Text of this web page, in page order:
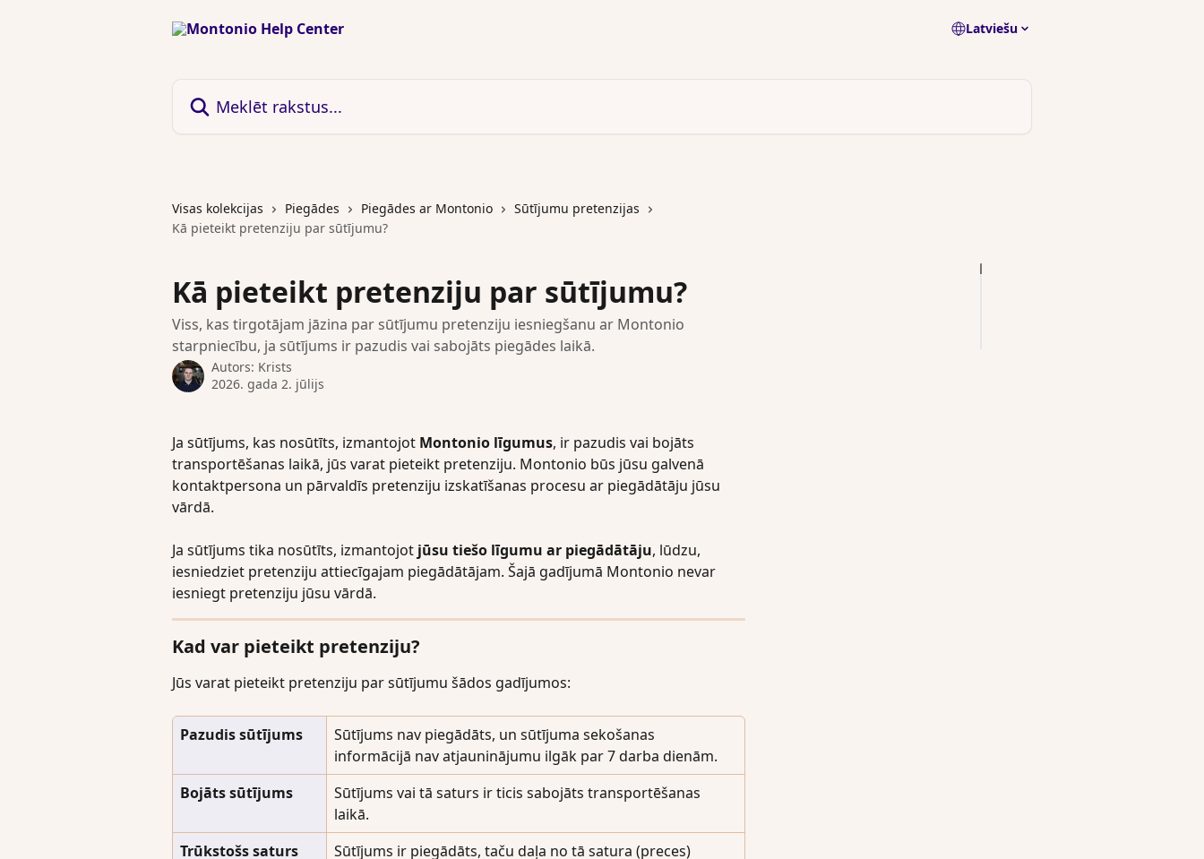
Latviešu
Visas kolekcijas Piegādes Piegādes ar Montonio
Sūtījumu pretenzijas
Kā pieteikt pretenziju par sūtījumu?
Kā pieteikt pretenziju par sūtījumu?
Viss, kas tirgotājam jāzina par sūtījumu pretenziju iesniegšanu ar Montonio
starpniecību, ja sūtījums ir pazudis vai sabojāts piegādes laikā.
Autors: Krists
2026. gada 2. jūlijs
Ja sūtījums, kas nosūtīts, izmantojot Montonio līgumus, ir pazudis vai bojāts
transportēšanas laikā, jūs varat pieteikt pretenziju. Montonio būs jūsu galvenā
kontaktpersona un pārvaldīs pretenziju izskatīšanas procesu ar piegādātāju jūsu
vārdā.
Ja sūtījums tika nosūtīts, izmantojot jūsu tiešo līgumu ar piegādātāju, lūdzu,
iesniedziet pretenziju attiecīgajam piegādātājam. Šajā gadījumā Montonio nevar
iesniegt pretenziju jūsu vārdā.
Kad var pieteikt pretenziju?
Jūs varat pieteikt pretenziju par sūtījumu šādos gadījumos:
Pazudis sūtījums
Sūtījums nav piegādāts, un sūtījuma sekošanas
informācijā nav atjauninājumu ilgāk par 7 darba dienām.
Bojāts sūtījums
Sūtījums vai tā saturs ir ticis sabojāts transportēšanas
laikā.
Trūkstošs saturs
Sūtījums ir piegādāts, taču daļa no tā satura (preces)